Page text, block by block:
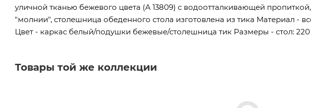
уличной тканью бежевого цвета (А 13809) с водоотталкивающей
"молнии", столешница обеденного стола изготовлена из тика Материал -
Цвет - каркас белый/подушки бежевые/столешница тик Размеры - стол: 220 *
Товары той же коллекции